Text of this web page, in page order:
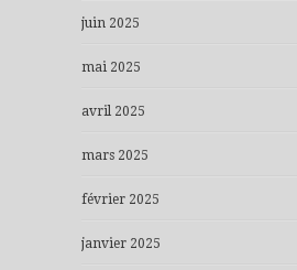
juin 2025
mai 2025
avril 2025
mars 2025
février 2025
janvier 2025